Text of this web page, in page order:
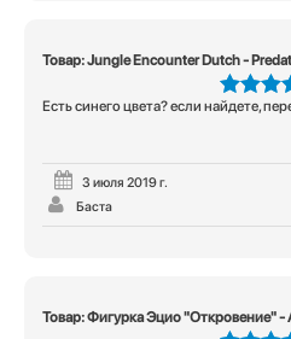
Товар: Jungle Encounter Dutch -
5из 5
Есть синего цвета? если найдете,
3 июля 2019 г.
Баста
Товар: Фигурка Эцио "Откровение" -